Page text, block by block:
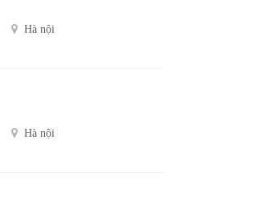
Hà nội
Hà nội